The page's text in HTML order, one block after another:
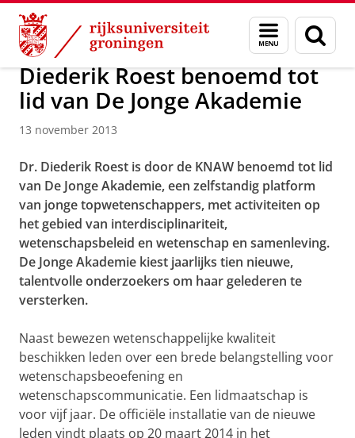
Skip
Content
Skip
Navigation
Menu
en
zoeken
Over ons Actueel Nieuws Nieuwsberichten
Diederik Roest benoemd tot
lid van De Jonge Akademie
13 november 2013
Dr. Diederik Roest is door de KNAW benoemd tot lid
van De Jonge Akademie, een zelfstandig platform
van jonge topwetenschappers, met activiteiten op
het gebied van interdisciplinariteit,
wetenschapsbeleid en wetenschap en samenleving.
De Jonge Akademie kiest jaarlijks tien nieuwe,
talentvolle onderzoekers om haar gelederen te
versterken.
Naast bewezen wetenschappelijke kwaliteit
beschikken leden over een brede belangstelling voor
wetenschapsbeoefening en
wetenschapscommunicatie. Een lidmaatschap is
voor vijf jaar. De officiële installatie van de nieuwe
leden vindt plaats op 20 maart 2014 in het